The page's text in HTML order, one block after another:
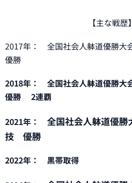
【主な戦歴】
2017年： 全国社会人躰道優勝
優勝
2018年： 全国社会人躰道優勝
優勝 2連覇
2021年： 全国社会人躰道優
技 優勝
2022年： 黒帯取得